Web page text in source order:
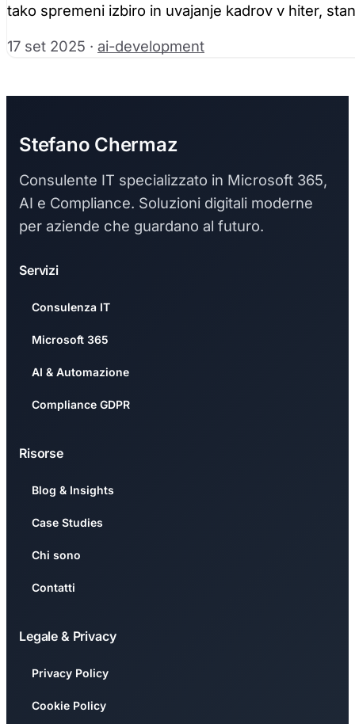
tako spremeni izbiro in uvajanje kadrov v hiter,
17 set 2025 · ai-development
Stefano Chermaz
Consulente IT specializzato in Microsoft 365,
AI e Compliance. Soluzioni digitali moderne
per aziende che guardano al futuro.
Servizi
Consulenza IT
Microsoft 365
AI & Automazione
Compliance GDPR
Risorse
Blog & Insights
Case Studies
Chi sono
Contatti
Legale & Privacy
Privacy Policy
Cookie Policy